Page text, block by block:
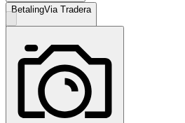
BetalingVia Tradera
Traderas køberbeskyttelse